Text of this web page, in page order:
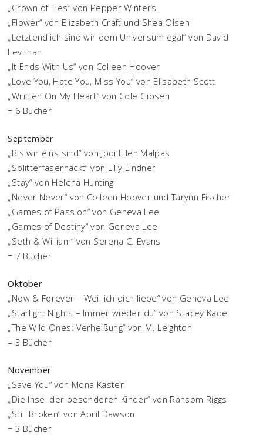
„Crown of Lies“ von Pepper Winters
„Flower“ von Elizabeth Craft und Shea Olsen
„Letztendlich sind wir dem Universum egal“ von David
Levithan
„It Ends With Us“ von Colleen Hoover
„Love You, Hate You, Miss You“ von Elisabeth Scott
„Written On My Heart“ von Cole Gibsen
= 6 Bücher
September
„Bis wir eins sind“ von Jodi Ellen Malpas
„Splitterfasernackt“ von Lilly Lindner
„Stay“ von Helena Hunting
„Never Never“ von Colleen Hoover und Tarynn Fischer
„Games of Passion“ von Geneva Lee
„Games of Destiny“ von Geneva Lee
„Seth & William“ von Serena C. Evans
= 7 Bücher
Oktober
„Now & Forever – Weil ich dich liebe“ von Geneva Lee
„Starlight Nights – Immer wieder du“ von Stacey Kade
„The Wild Ones: Verheißung“ von M. Leighton
= 3 Bücher
November
„Save You“ von Mona Kasten
„Die Insel der besonderen Kinder“ von Ransom Riggs
„Still Broken“ von April Dawson
= 3 Bücher